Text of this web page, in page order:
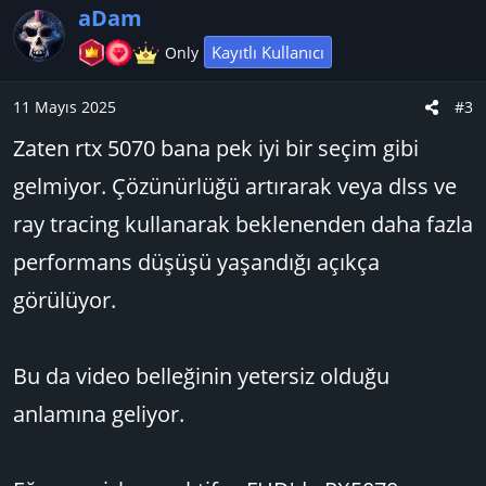
l
e
a n
v
o
e
aDam
Only Kayıtlı Kullanıcı
11 Mayıs 2025 #3
Zaten rtx 5070 bana pek iyi bir seçim gibi
gelmiyor. Çözünürlüğü artırarak veya dlss ve
ray tracing kullanarak beklenenden daha fazla
performans düşüşü yaşandığı açıkça
görülüyor.
Bu da video belleğinin yetersiz olduğu
anlamına geliyor.